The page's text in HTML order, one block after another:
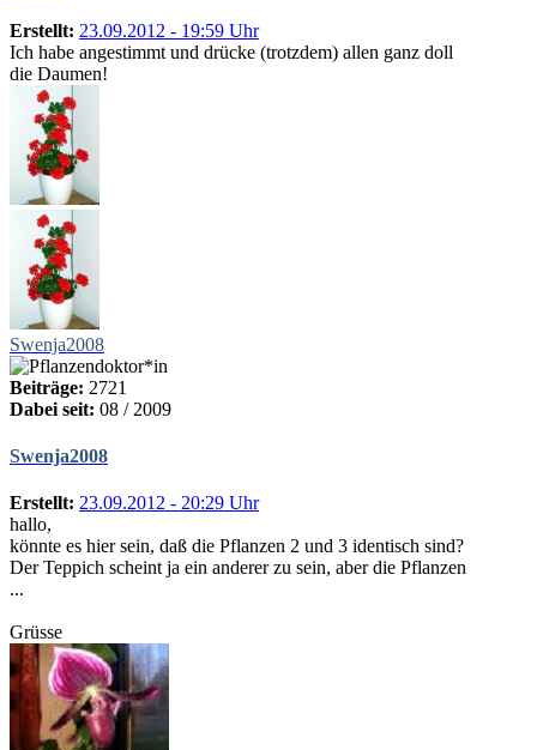
Erstellt: 23.09.2012 - 19:59 Uhr
Ich habe angestimmt und drücke (trotzdem) allen ganz doll
die Daumen!
Swenja2008
Beiträge: 2721
Dabei seit: 08 / 2009
Swenja2008
Erstellt: 23.09.2012 - 20:29 Uhr
hallo,
könnte es hier sein, daß die Pflanzen 2 und 3 identisch sind?
Der Teppich scheint ja ein anderer zu sein, aber die Pflanzen
...
Grüsse